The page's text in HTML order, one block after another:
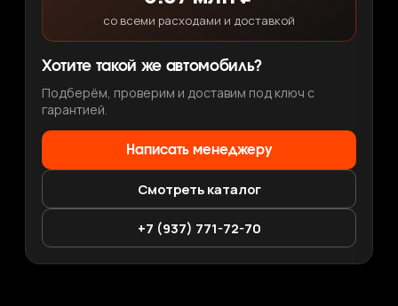
со всеми расходами и доставкой
Хотите такой же автомобиль?
Подберём, проверим и доставим под ключ с
гарантией.
Написать менеджеру
Смотреть каталог
+7 (937) 771-72-70